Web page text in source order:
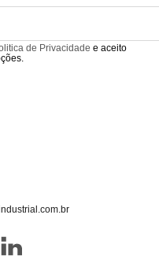
de Privacidade e aceito